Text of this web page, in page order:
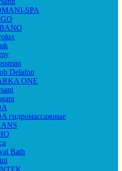
SPA
Delafon
ONE
гидромассажные
Bath